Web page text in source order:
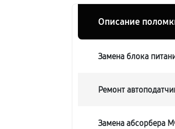
Описание
Замена блока
Ремонт
Замена абсорбера